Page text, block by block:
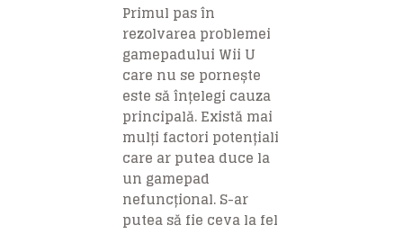
Primul pas în
rezolvarea problemei
gamepadului Wii U
care nu se pornește
este să înțelegi cauza
principală. Există mai
mulți factori potențiali
care ar putea duce la
un gamepad
nefuncțional. S-ar
putea să fie ceva la fel